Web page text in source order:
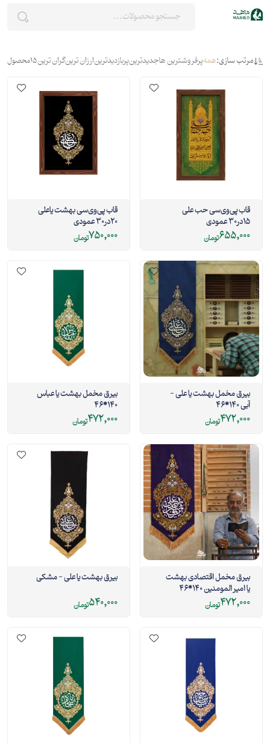
مرتب سازی:همهپرفروشترین هاجدیدترینپربازدیدترینارزان ترینگران ترین15محصول
قاب پی‌وی‌سی حب علی
15در30 عمودی
655,000تومان
قاب پی‌وی‌سی بهشت یاعلی
20در30 عمودی
750,000تومان
بیرق مخمل بهشت یا علی -
آبی 140*46
472,000تومان
بیرق مخمل بهشت یا عباس
140*46
472,000تومان
بیرق مخمل اقتصادی بهشت
یا امیر المومنین 140*46
472,000تومان
بیرق بهشت یا علی - مشکی
540,000تومان